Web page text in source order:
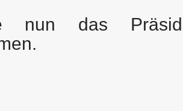
nun das